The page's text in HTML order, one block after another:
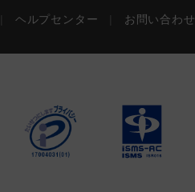
ヘルプセンター お問い合わせ